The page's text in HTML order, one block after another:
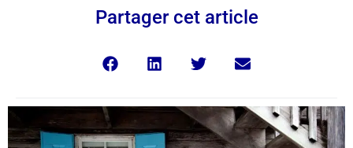
Partager cet article